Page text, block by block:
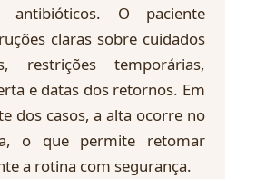
antibióticos. O paciente
claras sobre cuidados
restrições temporárias,
e datas dos retornos. Em
dos casos, a alta ocorre no
o que permite retomar
a rotina com segurança.